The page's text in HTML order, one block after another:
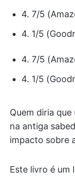
4. 7/5
4. 1/5
4. 7/5
4. 1/5
Quem diria
na antiga
impacto sobre
Este livro é um